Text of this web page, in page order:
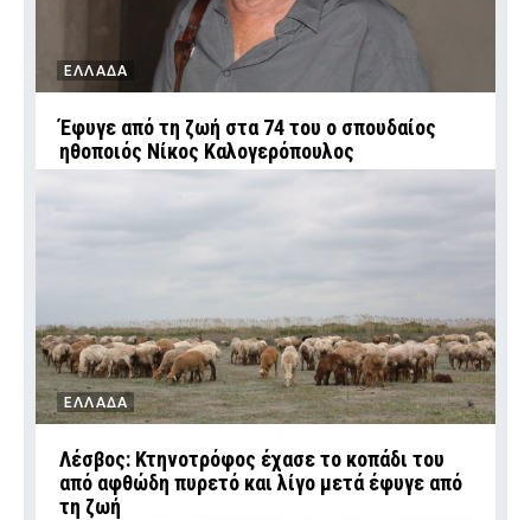
ΕΛΛΑΔΑ
Έφυγε από τη ζωή στα 74 του ο σπουδαίος
ηθοποιός Νίκος Καλογερόπουλος
ΕΛΛΑΔΑ
Λέσβος: Κτηνοτρόφος έχασε το κοπάδι του
από αφθώδη πυρετό και λίγο μετά έφυγε από
τη ζωή